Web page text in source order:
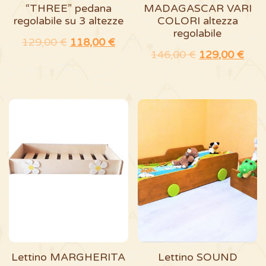
“THREE” pedana
regolabile su 3 altezze
129,00€ 118,00€
nella
MADAGASCAR VARI
COLORI altezza
regolabile
146,00€ 129,00€
Questo
ha
più
varianti.
Lettino MARGHERITA
Questo
più
varianti.
Le
Lettino SOUND